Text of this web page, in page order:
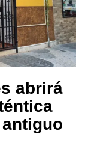
abrirá